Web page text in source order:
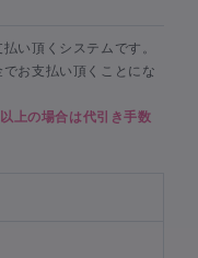
い頂くシステムです。
お支払い頂くことにな
上の場合は代引き手数